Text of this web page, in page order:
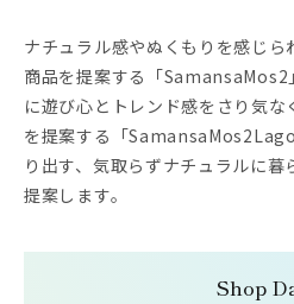
ナチュラル感やぬくもりを感じ
商品を提案する「SamansaMos2
に遊び心とトレンド感をさり気
を提案する「
り出す、気取らずナチュラルに
提案します。
Shop